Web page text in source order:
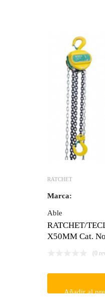
RATCHET
Marca:
Able
RATCHET/
X50MM Cat.
(0
Añadir al